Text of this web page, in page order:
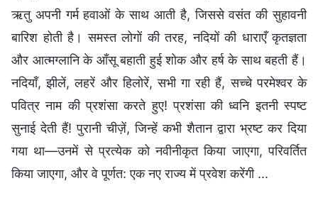
ऋतु अपनी गर्म हवाओं के साथ आती है, जिससे वसंत की सुहावनी
बारिश होती है। समस्त लोगों की तरह, नदियों की धाराएँ कृतज्ञता
और आत्मग्लानि के आँसू बहाती हुई शोक और हर्ष के साथ बहती हैं।
नदियाँ, झीलें, लहरें और हिलोरें, सभी गा रही हैं, सच्चे परमेश्वर के
पवित्र नाम की प्रशंसा करते हुए! प्रशंसा की ध्वनि इतनी स्पष्ट
सुनाई देती हैं! पुरानी चीज़ें, जिन्हें कभी शैतान द्वारा भ्रष्ट कर दिया
गया था—उनमें से प्रत्येक को नवीनीकृत किया जाएगा, परिवर्तित
किया जाएगा, और वे पूर्णत: एक नए राज्य में प्रवेश करेंगी ...